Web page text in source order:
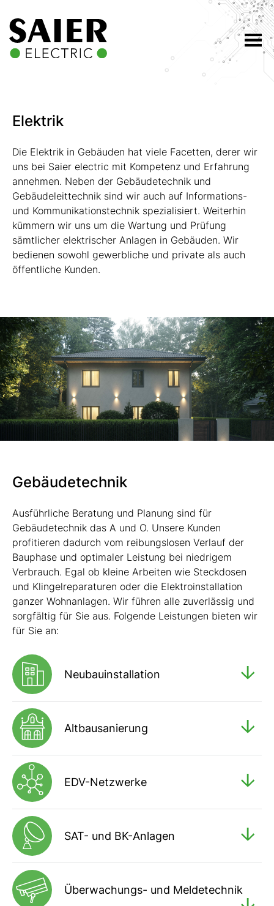
Elektrik
Die Elektrik in Gebäuden hat viele Facetten, derer wir
uns bei Saier electric mit Kompetenz und Erfahrung
annehmen. Neben der Gebäudetechnik und
Gebäudeleittechnik sind wir auch auf Informations-
und Kommunikationstechnik spezialisiert. Weiterhin
kümmern wir uns um die Wartung und Prüfung
sämtlicher elektrischer Anlagen in Gebäuden. Wir
bedienen sowohl gewerbliche und private als auch
öffentliche Kunden.
Gebäudetechnik
Ausführliche Beratung und Planung sind für
Gebäudetechnik das A und O. Unsere Kunden
profitieren dadurch vom reibungslosen Verlauf der
Bauphase und optimaler Leistung bei niedrigem
Verbrauch. Egal ob kleine Arbeiten wie Steckdosen
und Klingelreparaturen oder die Elektroinstallation
ganzer Wohnanlagen. Wir führen alle zuverlässig und
sorgfältig für Sie aus. Folgende Leistungen bieten wir
für Sie an:
Neubauinstallation
Altbausanierung
EDV-Netzwerke
SAT- und BK-Anlagen
Überwachungs- und Meldetechnik